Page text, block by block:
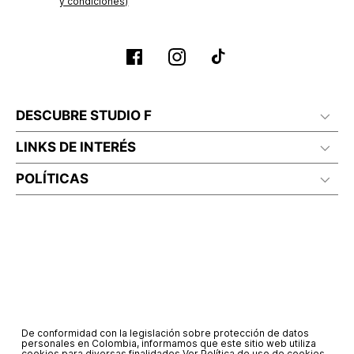
DESCUBRE STUDIO F
LINKS DE INTERÉS
POLÍTICAS
De conformidad con la legislación sobre protección de datos
personales en Colombia, informamos que este sitio web utiliza